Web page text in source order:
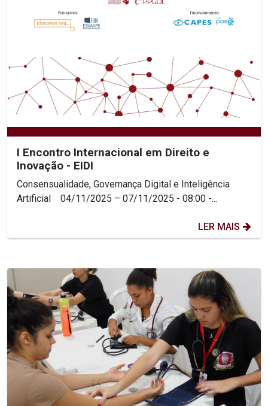
I Encontro Internacional em Direito e
Inovação - EIDI
Consensualidade, Governança Digital e Inteligência
Artificial 04/11/2025 – 07/11/2025 - 08:00 -...
LER MAIS